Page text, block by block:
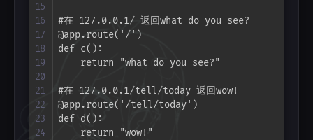
#在 127.0.0.1/ 返回what do you see?
@app.route('/')
def c():
    return "what do you see?"
#在 127.0.0.1/tell/today 返回wow!
@app.route('/tell/today')
def d():
    return "wow!"